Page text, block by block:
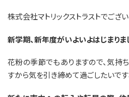
株式会社マトリックストラストでござい
新学期、新年度がいよいよはじまりま
花粉の季節でもありますので、気持
すから気を引き締めて過ごしたいです